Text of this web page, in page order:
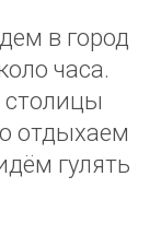
в город
часа.
столицы
отдыхаем
гулять